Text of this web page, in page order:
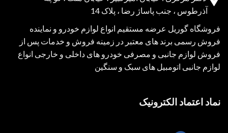
آذرطوس ، جنب پاساژ رضا ، پلاک 14
فروشگاه گوریل عرضه مستقیم انواع لوازم خودرو و نماینده
فروش رسمی برند های معتبر در زمینه فروش و خدمات پس از
فروش لوازم جانبی و مصرفی خودرو های داخلی و خارجی انواع
لوازم جانبی اتومبیل های سبک و سنگین
نماد اعتماد الکترونیک